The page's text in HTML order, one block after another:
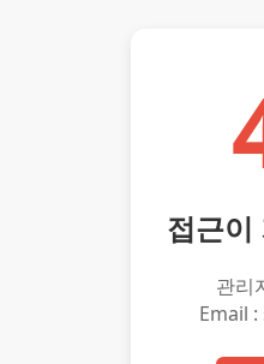
접근이
관리
Email